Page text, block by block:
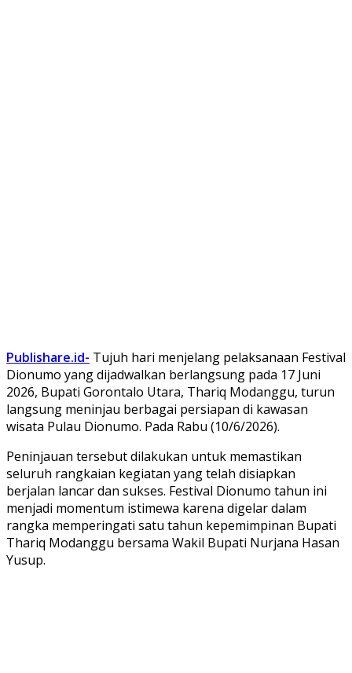
Publishare.id- Tujuh hari menjelang pelaksanaan Festival
Dionumo yang dijadwalkan berlangsung pada 17 Juni
2026, Bupati Gorontalo Utara, Thariq Modanggu, turun
langsung meninjau berbagai persiapan di kawasan
wisata Pulau Dionumo. Pada Rabu (10/6/2026).
Peninjauan tersebut dilakukan untuk memastikan
seluruh rangkaian kegiatan yang telah disiapkan
berjalan lancar dan sukses. Festival Dionumo tahun ini
menjadi momentum istimewa karena digelar dalam
rangka memperingati satu tahun kepemimpinan Bupati
Thariq Modanggu bersama Wakil Bupati Nurjana Hasan
Yusup.